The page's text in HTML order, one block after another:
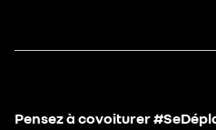
Pensez à covoiturer